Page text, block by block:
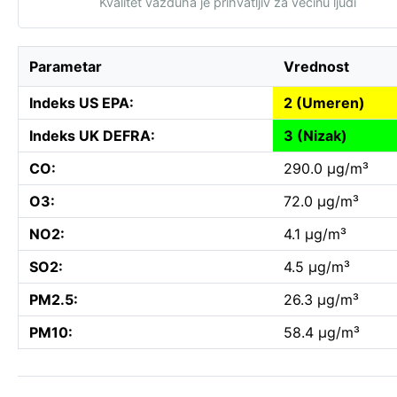
Parametar Vrednost
Indeks US EPA:
2 (Umeren)
Indeks UK DEFRA:
3 (Nizak)
CO:
290.0 µg/m³
O3:
72.0 µg/m³
NO2:
4.1 µg/m³
SO2:
4.5 µg/m³
PM2.5:
26.3 µg/m³
PM10:
58.4 µg/m³